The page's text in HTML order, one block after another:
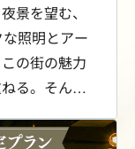
景を望む、
照明とアー
の街の魅力
る。そんな